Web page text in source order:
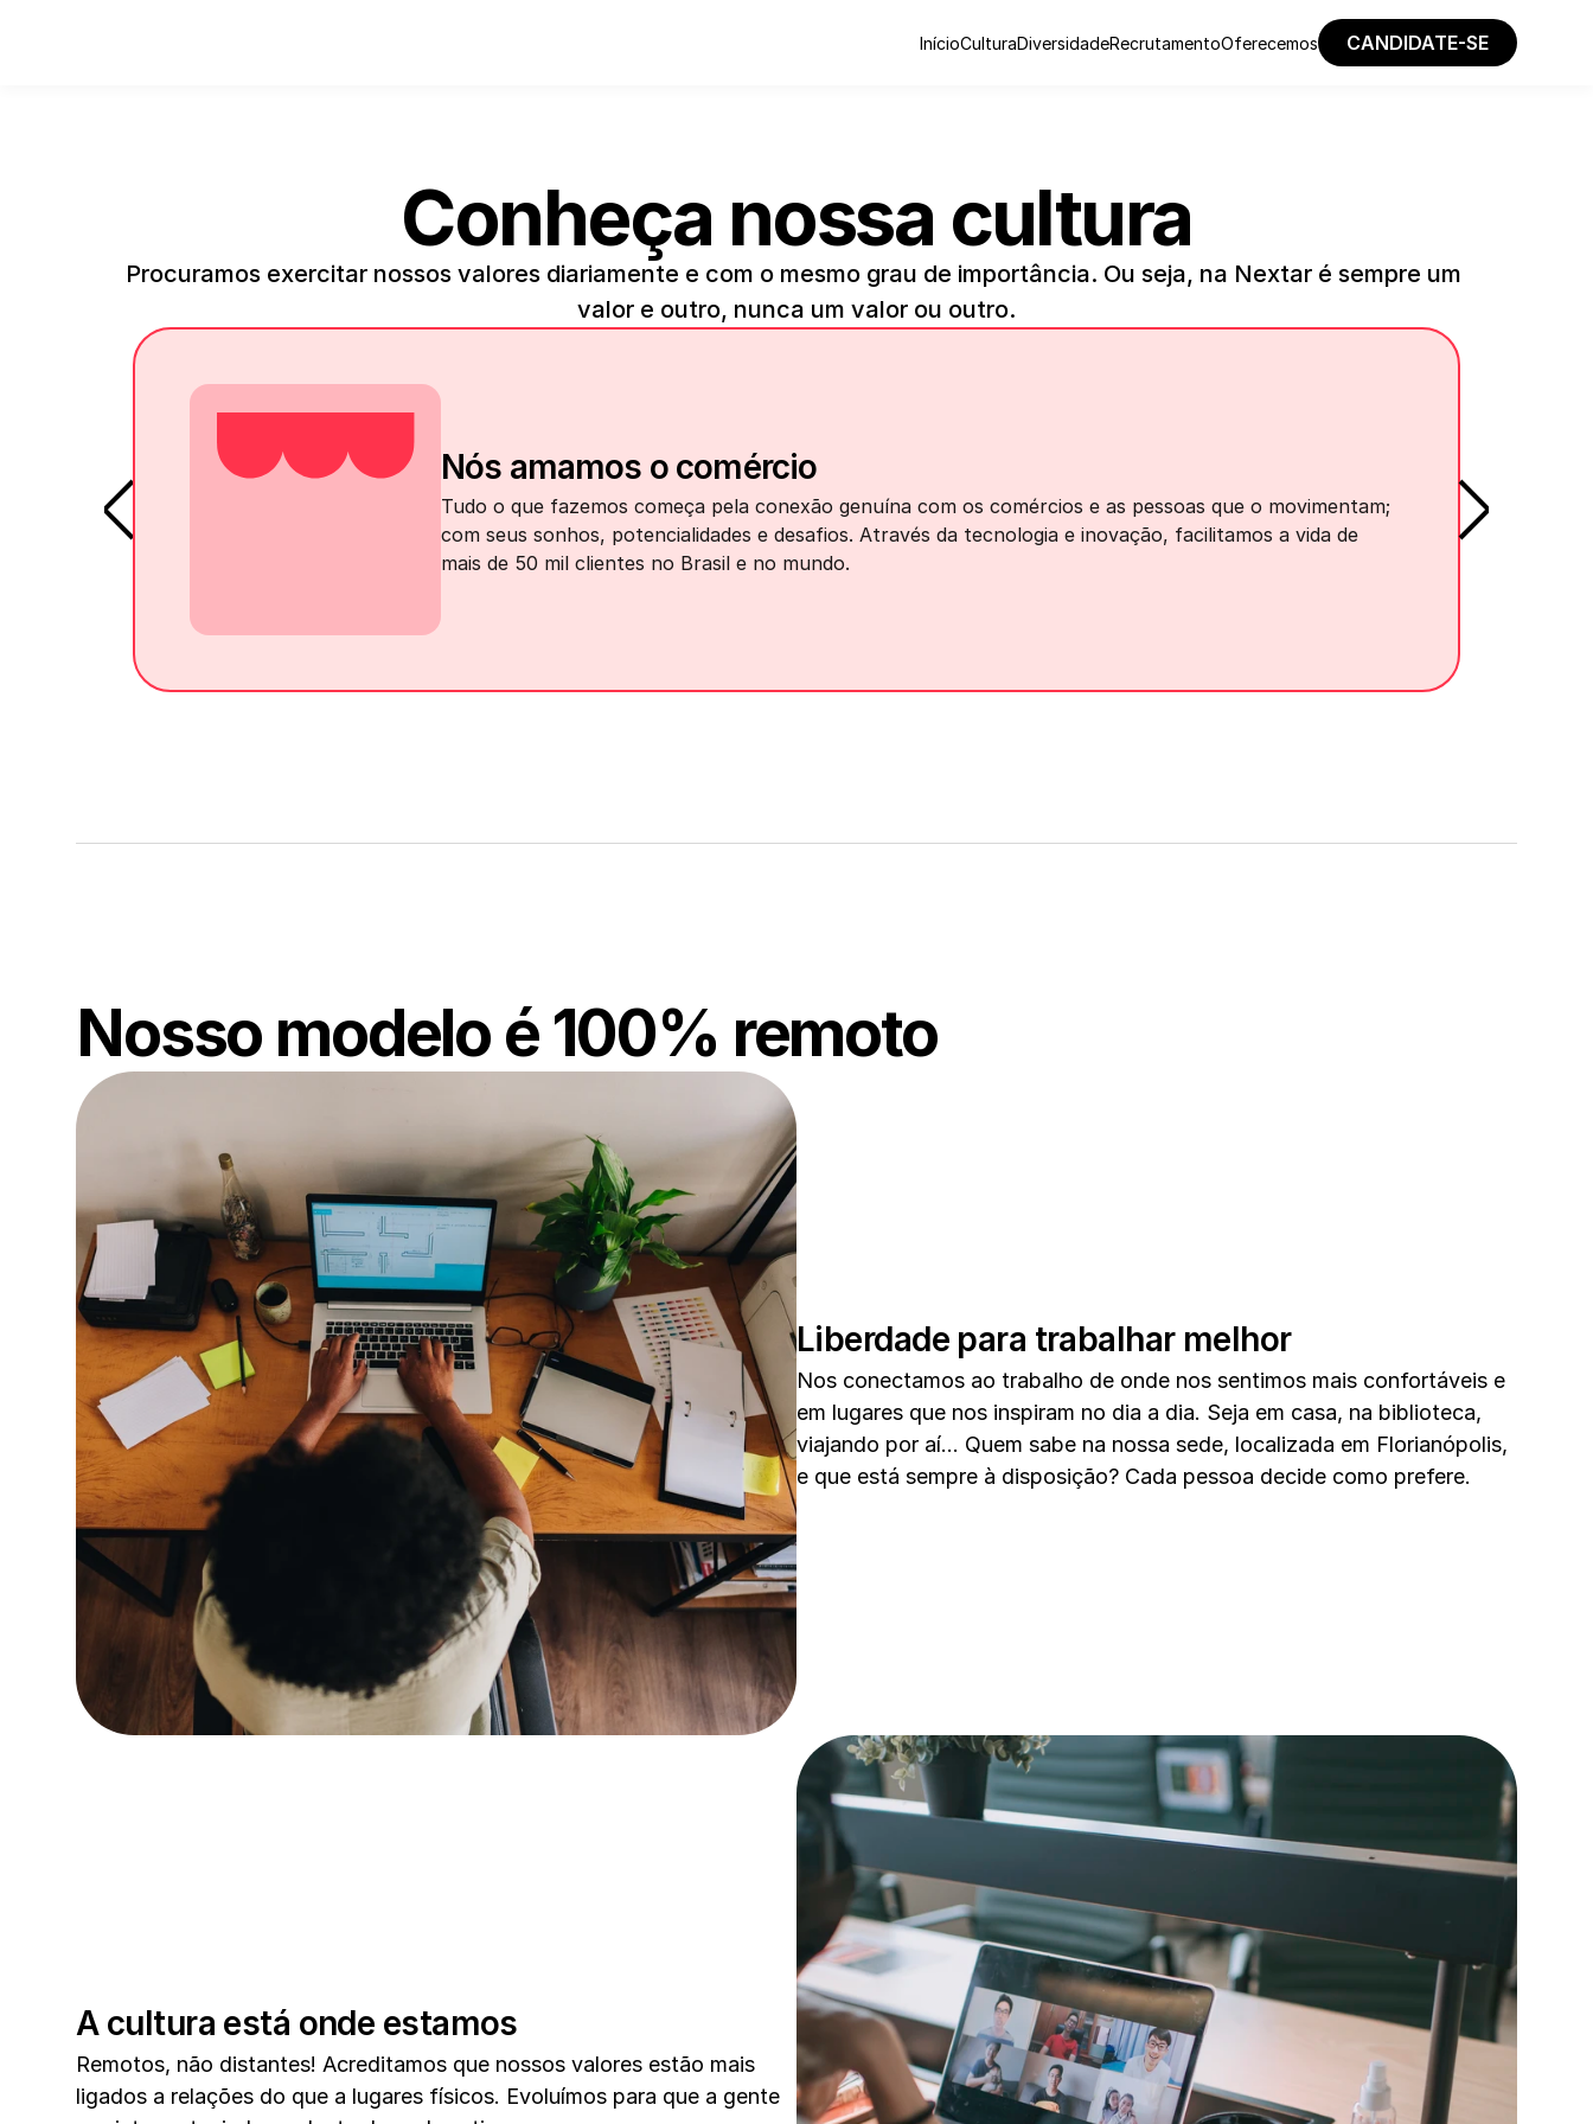
Conheça nossa cultura
Procuramos exercitar nossos valores diariamente e com o mesmo grau de importância. Ou seja, na Nextar é sempre um
valor e outro, nunca um valor ou outro.
Nós amamos o comércio
Tudo o que fazemos começa pela conexão genuína com os comércios e as pessoas que o movimentam;
com seus sonhos, potencialidades e desafios. Através da tecnologia e inovação, facilitamos a vida de
mais de 50 mil clientes no Brasil e no mundo.
Nosso modelo é 100% remoto
Liberdade para trabalhar melhor
Nos conectamos ao trabalho de onde nos sentimos mais confortáveis e
em lugares que nos inspiram no dia a dia. Seja em casa, na biblioteca,
viajando por aí... Quem sabe na nossa sede, localizada em Florianópolis,
e que está sempre à disposição? Cada pessoa decide como prefere.
A cultura está onde estamos
Remotos, não distantes! Acreditamos que nossos valores estão mais
ligados a relações do que a lugares físicos. Evoluímos para que a gente
Diversidade
Cultura Recrutamento CANDIDATE-SE
Oferecemos
Início